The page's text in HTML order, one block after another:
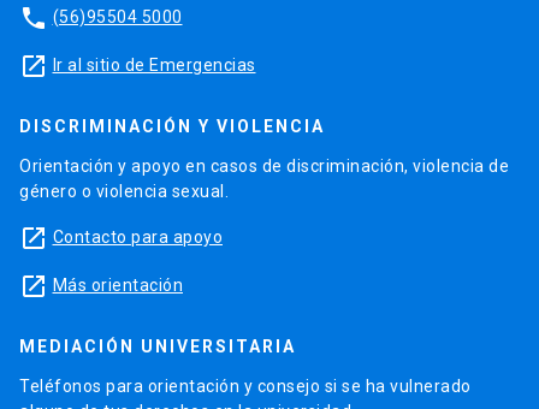
phone (56)95504 5000
launch Ir al sitio de Emergencias
DISCRIMINACIÓN Y VIOLENCIA
Orientación y apoyo en casos de discriminación, violencia de
género o violencia sexual.
launch Contacto para apoyo
launch Más orientación
MEDIACIÓN UNIVERSITARIA
Teléfonos para orientación y consejo si se ha vulnerado